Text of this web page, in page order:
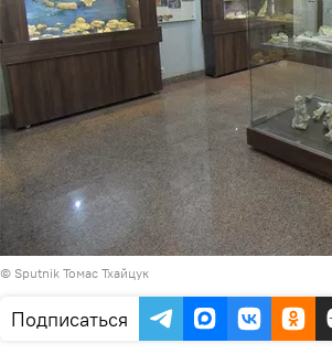
© Sputnik Томас Тхайцук
Подписаться